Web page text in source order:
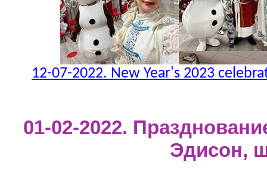
12-07-2022. New Year's 2023
01-02-2022.
Эдисон,